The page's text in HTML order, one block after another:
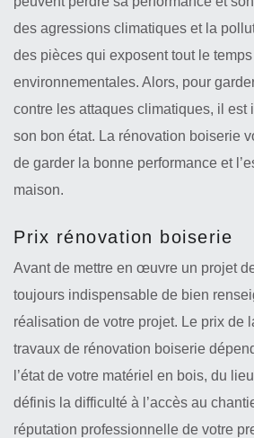
des agressions climatiques et la
des pièces qui exposent tout le
environnementales. Alors, pour
contre les attaques climatiques, il est
son bon état. La rénovation boiserie
de garder la bonne performance et
maison.
Prix rénovation boiserie
Avant de mettre en œuvre un projet
toujours indispensable de bien
réalisation de votre projet. Le prix de
travaux de rénovation boiserie
l’état de votre matériel en bois, du
définis la difficulté à l’accès au
réputation professionnelle de votre